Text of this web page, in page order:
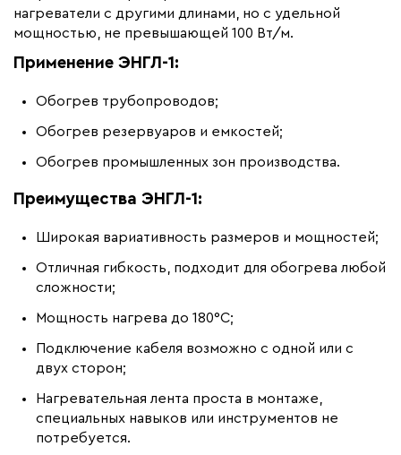
нагреватели с другими длинами, но с удельной
мощностью, не превышающей 100 Вт/м.
Применение ЭНГЛ-1:
Обогрев трубопроводов;
Обогрев резервуаров и емкостей;
Обогрев промышленных зон производства.
Преимущества ЭНГЛ-1:
Широкая вариативность размеров и мощностей;
Отличная гибкость, подходит для обогрева любой
сложности;
Мощность нагрева до 180°С;
Подключение кабеля возможно с одной или с
двух сторон;
Нагревательная лента проста в монтаже,
специальных навыков или инструментов не
потребуется.